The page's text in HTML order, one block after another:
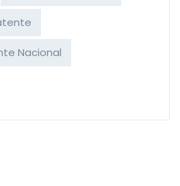
Nacional